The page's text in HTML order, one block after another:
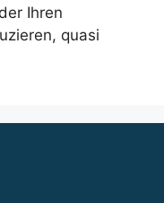
Ihren
quasi